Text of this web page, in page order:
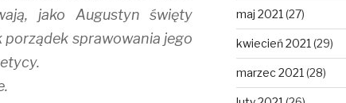
jako Augustyn święty
sprawowania jego
maj 2021 (27)
kwiecień 2021 (29)
marzec 2021 (28)